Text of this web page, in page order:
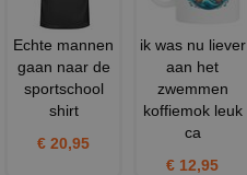
Echte mannen
gaan naar de
sportschool
shirt
€ 20,95
ik was nu liever
aan het
zwemmen
koffiemok leuk
ca
€ 12,95